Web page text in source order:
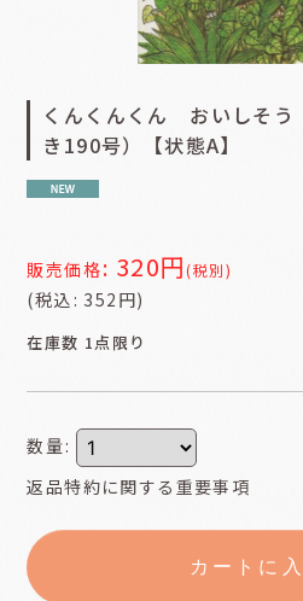
くんくんくん おいしそう
き190号）【状態A】
販売価格: 320円(税別)
(税込 : 352 円)
在庫数 1点限り
数量:
返品特約に関する重要事項
カートに